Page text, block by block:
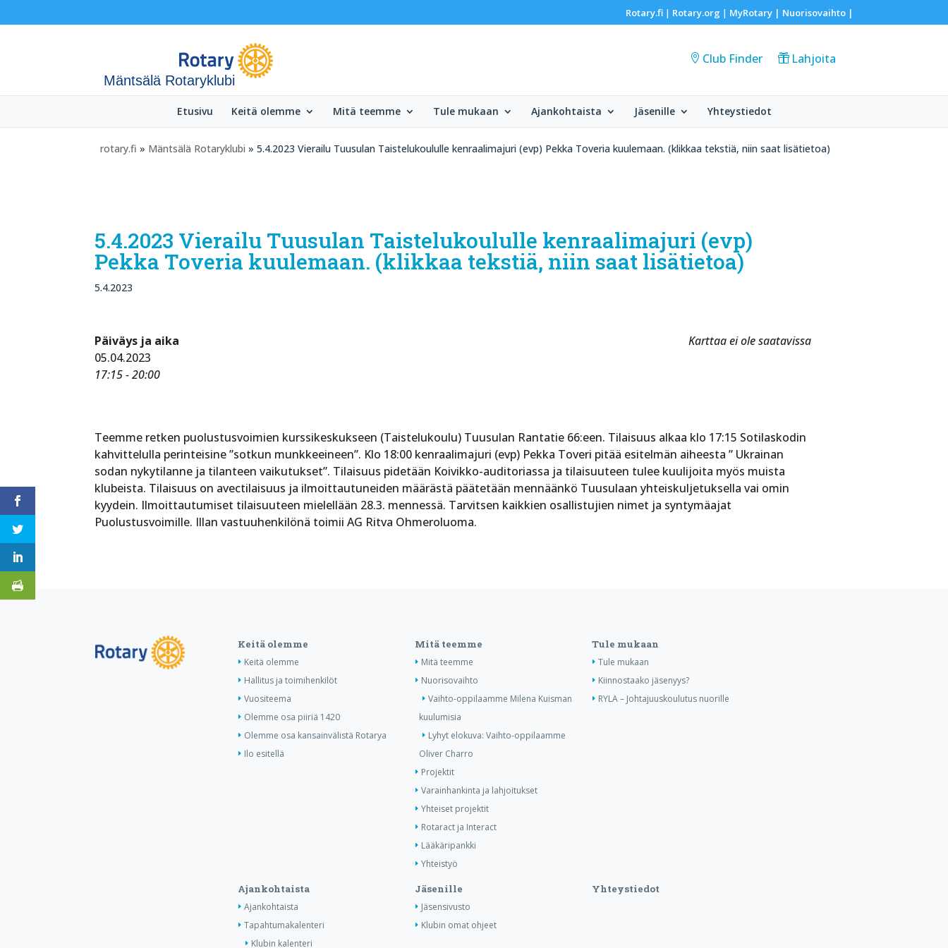
Rotary.fi| Rotary.org | MyRotary | Nuorisovaihto|
Mäntsälä Rotaryklubi
Club Finder Lahjoita
Etusivu Keitä olemme Mitä teemme Tule mukaan Ajankohtaista Jäsenille Yhteystiedot
rotary.fi » Mäntsälä Rotaryklubi » 5.4.2023 Vierailu Tuusulan Taistelukoululle kenraalimajuri (evp) Pekka Toveria kuulemaan. (klikkaa tekstiä, niin saat lisätietoa)
5.4.2023 Vierailu Tuusulan Taistelukoululle kenraalimajuri (evp)
Pekka Toveria kuulemaan. (klikkaa tekstiä, niin saat lisätietoa)
5.4.2023
Karttaa ei ole saatavissa
Päiväys ja aika
05.04.2023
17:15 - 20:00
Teemme retken puolustusvoimien kurssikeskukseen (Taistelukoulu) Tuusulan Rantatie 66:een. Tilaisuus alkaa klo 17:15 Sotilaskodin
kahvittelulla perinteisine ”sotkun munkkeeineen”. Klo 18:00 kenraalimajuri (evp) Pekka Toveri pitää esitelmän aiheesta ” Ukrainan
sodan nykytilanne ja tilanteen vaikutukset”. Tilaisuus pidetään Koivikko-auditoriassa ja tilaisuuteen tulee kuulijoita myös muista
klubeista. Tilaisuus on avectilaisuus ja ilmoittautuneiden määrästä päätetään mennäänkö Tuusulaan yhteiskuljetuksella vai omin
kyydein. Ilmoittautumiset tilaisuuteen mielellään 28.3. mennessä. Tarvitsen kaikkien osallistujien nimet ja syntymäajat
Puolustusvoimille. Illan vastuuhenkilönä toimii AG Ritva Ohmeroluoma.
Keitä olemme
Keitä olemme
Hallitus ja toimihenkilöt
Vuositeema
Olemme osa piiriä 1420
Olemme osa kansainvälistä Rotarya
Ilo esitellä
Mitä teemme
Mitä teemme
Nuorisovaihto
Vaihto-oppilaamme Milena Kuisman
kuulumisia
Lyhyt elokuva: Vaihto-oppilaamme
Oliver Charro
Projektit
Varainhankinta ja lahjoitukset
Yhteiset projektit
Rotaract ja Interact
Lääkäripankki
Yhteistyö
Tule mukaan
Tule mukaan
Kiinnostaako jäsenyys?
RYLA – Johtajuuskoulutus nuorille
Ajankohtaista
Ajankohtaista
Tapahtumakalenteri
Klubin kalenteri
Jäsenille
Jäsensivusto
Klubin omat ohjeet
Yhteystiedot